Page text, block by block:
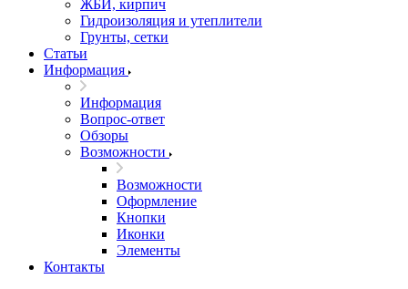
ЖБИ, кирпич
Гидроизоляция и утеплители
Грунты, сетки
Статьи
Информация
Информация
Вопрос-ответ
Обзоры
Возможности
Возможности
Оформление
Кнопки
Иконки
Элементы
Контакты